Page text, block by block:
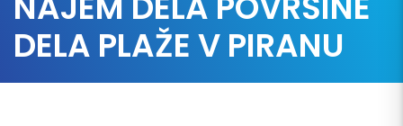
DELA PLAŽE V PIRANU